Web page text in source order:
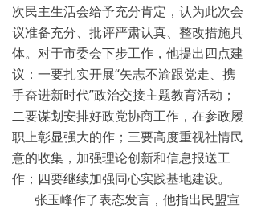
次民主生活会给予充分肯定，认为此次会
议准备充分、批评严肃认真、整改措施具
体。对于市委会下步工作，他提出四点建
议：一要扎实开展“矢志不渝跟党走、携
手奋进新时代”政治交接主题教育活动；
二要谋划安排好政党协商工作，在参政履
职上彰显强大的作；三要高度重视社情民
意的收集，加强理论创新和信息报送工
作；四要继续加强同心实践基地建设。
张玉峰作了表态发言，他指出民盟宣